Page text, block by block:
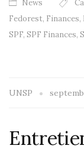
News
Fedorest, Finances,
SPF, SPF Finances,
UNSP